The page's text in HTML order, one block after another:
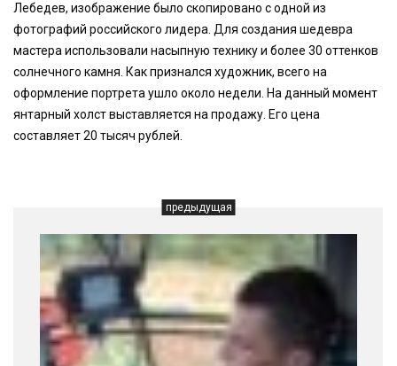
Лебедев, изображение было скопировано с одной из
фотографий российского лидера. Для создания шедевра
мастера использовали насыпную технику и более 30 оттенков
солнечного камня. Как признался художник, всего на
оформление портрета ушло около недели. На данный момент
янтарный холст выставляется на продажу. Его цена
составляет 20 тысяч рублей.
предыдущая